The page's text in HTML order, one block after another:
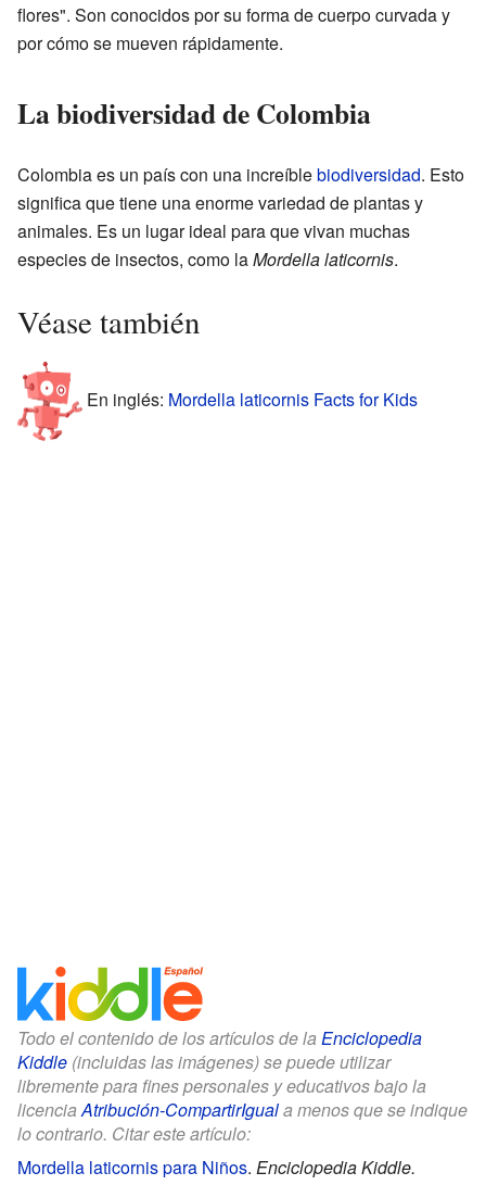
flores". Son conocidos por su forma de cuerpo curvada y
por cómo se mueven rápidamente.
La biodiversidad de Colombia
Colombia es un país con una increíblebiodiversidad. Esto
significa que tiene una enorme variedad de plantas y
animales. Es un lugar ideal para que vivan muchas
especies de insectos, como laMordella laticornis.
Véase también
En inglés: Mordella laticornis Facts for Kids
Todo el contenido de los artículos de la Enciclopedia
Kiddle (incluidas las imágenes) se puede utilizar
libremente para fines personales y educativos bajo la
licenciaAtribución-CompartirIguala menos que se indique
lo contrario. Citar este artículo:
Mordella laticornis para Niños. Enciclopedia Kiddle.